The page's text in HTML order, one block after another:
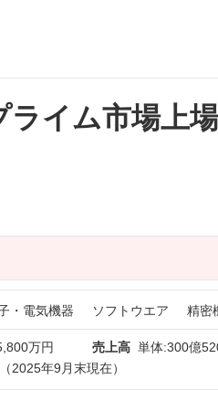
イム市場上場
・電気機器 ソフトウエア 精密
万円 売上高 単体:300億
2025年9月末現在）